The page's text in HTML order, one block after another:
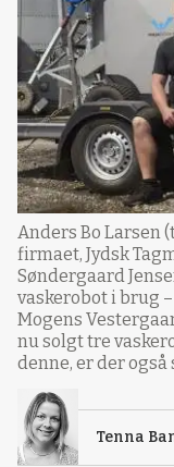
Anders Bo Larsen
firmaet, Jydsk
Søndergaard
vaskerobot i brug
Mogens
nu solgt tre
denne, er der også
Tenna